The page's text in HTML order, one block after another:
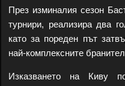
През изминалия сезон
турнири, реализира два
като за пореден път
най-комплексните
Изказването на Киву